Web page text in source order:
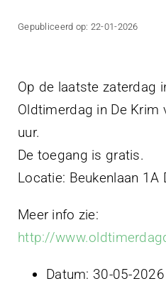
Gepubliceerd op: 22-01-2026
Op de laatste zaterdag
Oldtimerdag in De Krim
uur.
De toegang is gratis.
Locatie: Beukenlaan 1A
Meer info zie:
http://
Datum: 30-05-2026